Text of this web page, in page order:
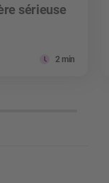
sérieuse
2 min